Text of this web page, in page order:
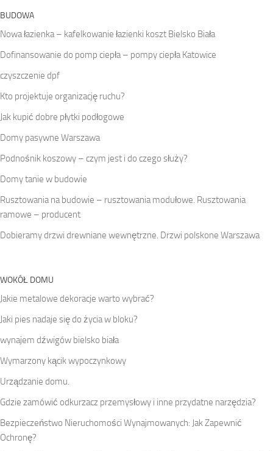
BUDOWA
Nowa łazienka – kafelkowanie łazienki koszt Bielsko Biała
Dofinansowanie do pomp ciepła – pompy ciepła Katowice
czyszczenie dpf
Kto projektuje organizację ruchu?
Jak kupić dobre płytki podłogowe
Domy pasywne Warszawa
Podnośnik koszowy – czym jest i do czego służy?
Domy tanie w budowie
Rusztowania na budowie – rusztowania modułowe. Rusztowania
ramowe – producent
Dobieramy drzwi drewniane wewnętrzne. Drzwi polskone Warszawa
WOKÓŁ DOMU
Jakie metalowe dekoracje warto wybrać?
Jaki pies nadaje się do życia w bloku?
wynajem dźwigów bielsko biała
Wymarzony kącik wypoczynkowy
Urządzanie domu.
Gdzie zamówić odkurzacz przemysłowy i inne przydatne narzędzia?
Bezpieczeństwo Nieruchomości Wynajmowanych: Jak Zapewnić
Ochronę?